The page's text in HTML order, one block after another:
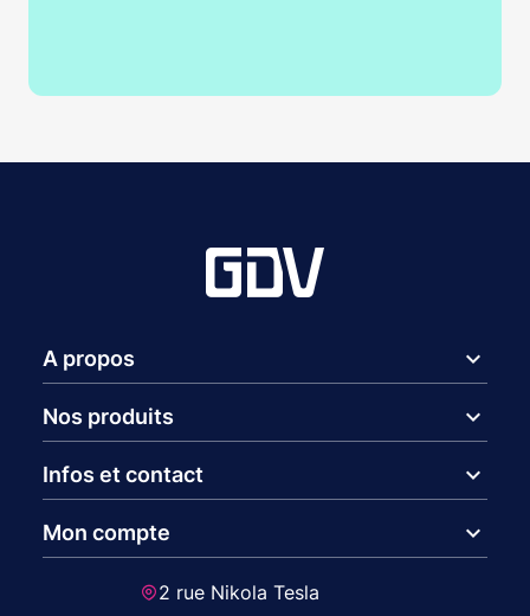
A propos expand_more
Nos produits expand_more
Infos et contact expand_more
Mon compte expand_more
2 rue Nikola Tesla